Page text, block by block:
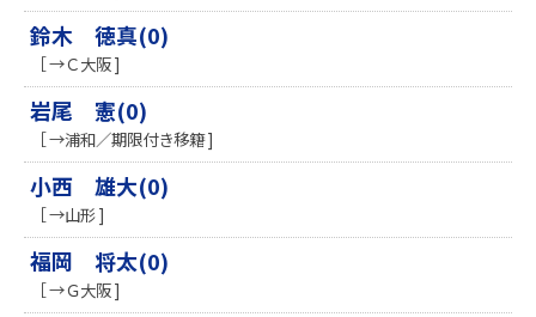
鈴木 徳真(0)
［ →Ｃ大阪 ]
岩尾 憲(0)
［ →浦和／期限付き移籍 ]
小西 雄大(0)
［ →山形 ]
福岡 将太(0)
［ →Ｇ大阪 ]